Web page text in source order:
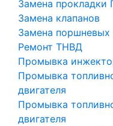
Замена прокладки
Замена клапанов
Замена поршневых
Ремонт ТНВД
Промывка
Промывка
двигателя
Промывка
двигателя